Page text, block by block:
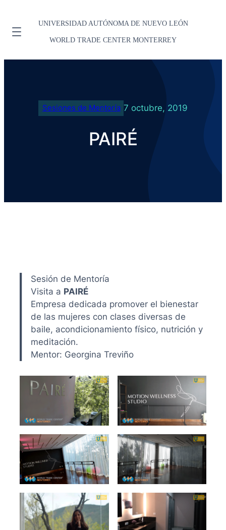
UNIVERSIDAD AUTÓNOMA DE NUEVO LEÓN
WORLD TRADE CENTER MONTERREY
Sesiones de Mentoría 7 octubre, 2019
PAIRÉ
Sesión de Mentoría
Visita a PAIRÉ
Empresa dedicada promover el bienestar
de las mujeres con clases diversas de
baile, acondicionamiento físico, nutrición y
meditación.
Mentor: Georgina Treviño